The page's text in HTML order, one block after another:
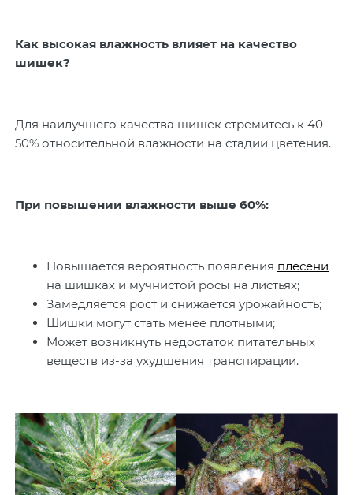
Как высокая влажность влияет на качество
шишек?
Для наилучшего качества шишек стремитесь к 40-
50% относительной влажности на стадии цветения.
При повышении влажности выше 60%:
Повышается вероятность появления плесени
на шишках и мучнистой росы на листьях;
Замедляется рост и снижается урожайность;
Шишки могут стать менее плотными;
Может возникнуть недостаток питательных
веществ из-за ухудшения транспирации.